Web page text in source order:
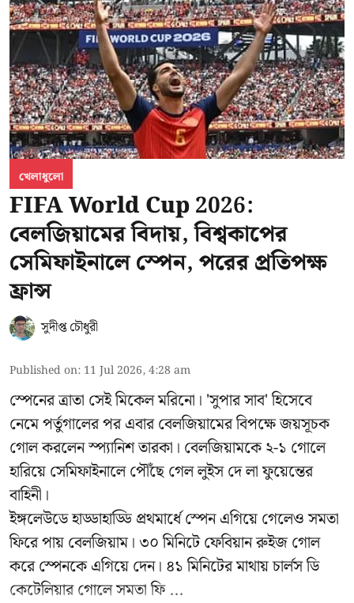
খেলাধুলো
FIFA World Cup 2026:
বেলজিয়ামের বিদায়, বিশ্বকাপের
সেমিফাইনালে স্পেন, পরের প্রতিপক্ষ
ফ্রান্স
সুদীপ্ত চৌধুরী
Published on: 11 Jul 2026, 4:28 am
স্পেনের ত্রাতা সেই মিকেল মরিনো। 'সুপার সাব' হিসেবে
নেমে পর্তুগালের পর এবার বেলজিয়ামের বিপক্ষে জয়সূচক
গোল করলেন স্প্যানিশ তারকা। বেলজিয়ামকে ২-১ গোলে
হারিয়ে সেমিফাইনালে পৌঁছে গেল লুইস দে লা ফুয়েন্তের
বাহিনী।
ইঙ্গলেউডে হাড্ডাহাড্ডি প্রথমার্ধে স্পেন এগিয়ে গেলেও সমতা
ফিরে পায় বেলজিয়াম। ৩০ মিনিটে ফেবিয়ান রুইজ গোল
করে স্পেনকে এগিয়ে দেন। ৪১ মিনিটের মাথায় চার্লস ডি
কেটেলিয়ার গোলে সমতা ফি ...